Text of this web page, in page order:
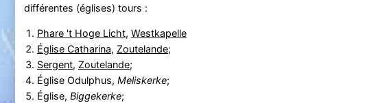
différentes (églises) tours :
Phare 't Hoge Licht, Westkapelle
Église Catharina, Zoutelande;
Sergent, Zoutelande;
Église Odulphus, Meliskerke;
Église, Biggekerke;